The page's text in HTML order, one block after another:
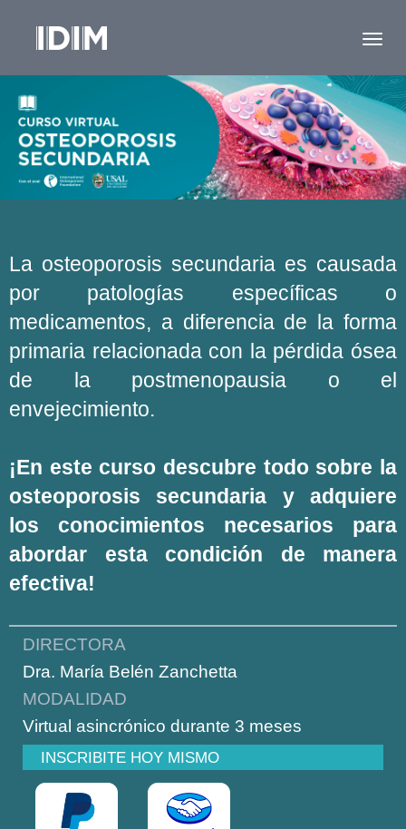
La osteoporosis secundaria es causada
por patologías específicas o
medicamentos, a diferencia de la forma
primaria relacionada con la pérdida ósea
de la postmenopausia o el
envejecimiento.
¡En este curso descubre todo sobre la
osteoporosis secundaria y adquiere
los conocimientos necesarios para
abordar esta condición de manera
efectiva!
DIRECTORA
Dra. María Belén Zanchetta
MODALIDAD
Virtual asincrónico durante 3 meses
INSCRIBITE HOY MISMO